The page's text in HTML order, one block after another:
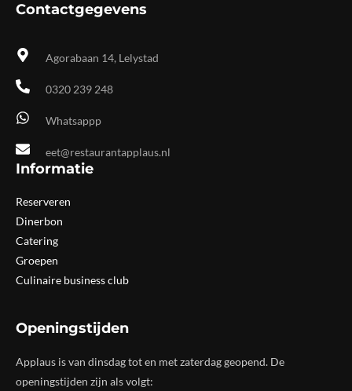
Contactgegevens
Agorabaan 14, Lelystad
0320 239 248
Whatsappp
eet@restaurantapplaus.nl
Informatie
Reserveren
Dinerbon
Catering
Groepen
Culinaire business club
Openingstijden
Applaus is van dinsdag tot en met zaterdag geopend. De
openingstijden zijn als volgt: